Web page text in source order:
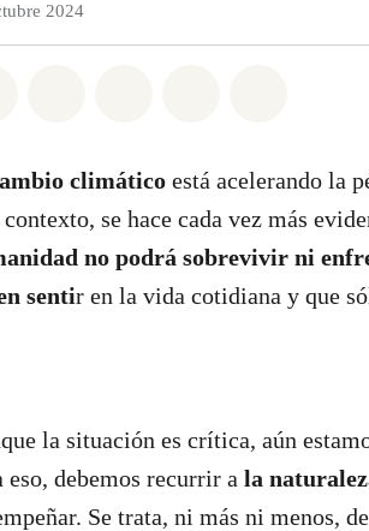
2024
climático está acelerando la
contexto, se hace cada vez más
no podrá sobrevivir ni
sentir en la vida cotidiana y que
la situación es crítica, aún
eso, debemos recurrir a la
Se trata, ni más ni menos, de